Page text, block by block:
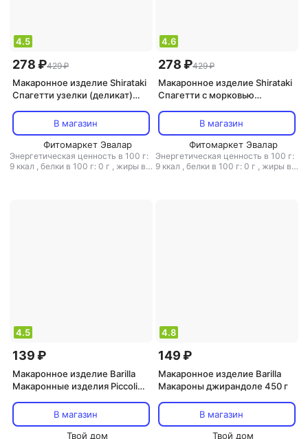
4.5
278 ₽429 ₽
Макаронное изделие Shirataki
Спагетти узелки (деликат)
В магазин
Фитомаркет Эвалар
Энергетическая ценность в 100 г:
9 ккал , белки в 100 г: 0 г , жиры в
4.6
278 ₽429 ₽
Макаронное изделие Shirataki
Спагетти с морковью
В магазин
Фитомаркет Эвалар
Энергетическая ценность в 100 г:
9 ккал , белки в 100 г: 0 г , жиры в
4.5
139 ₽
Макаронное изделие Barilla
Макаронные изделия Piccolini
В магазин
Твой дом
4.8
149 ₽
Макаронное изделие Barilla
Макароны джирандоле 450 г
В магазин
Твой дом